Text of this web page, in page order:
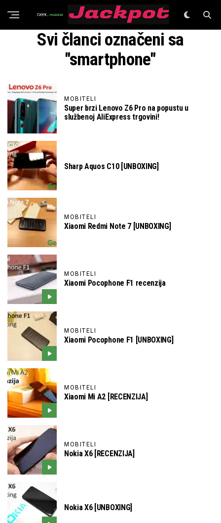
GeeK Mobiteli
Svi članci označeni sa
"smartphone"
MOBITELI
Super brzi Lenovo Z6 Pro na popustu u
službenoj AliExpress trgovini!
Sharp Aquos C10 [UNBOXING]
MOBITELI
Xiaomi Redmi Note 7 [UNBOXING]
MOBITELI
Xiaomi Pocophone F1 recenzija
MOBITELI
Xiaomi Pocophone F1 [UNBOXING]
MOBITELI
Xiaomi Mi A2 [RECENZIJA]
MOBITELI
Nokia X6 [RECENZIJA]
Nokia X6 [UNBOXING]